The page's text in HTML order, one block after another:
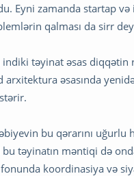
Eyni zamanda startap və
qalması da sirr
indiki təyinat əsas diqqətin
arxitektura əsasında
bu qərarını uğurlu
təyinatın məntiqi də
fonunda koordinasiya və